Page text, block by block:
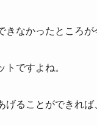
きなかったところが
トですよね。
げることができれば